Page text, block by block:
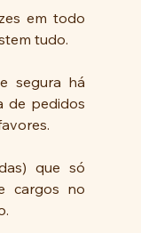
em todo
tudo.
segura há
de pedidos
que só
cargos no